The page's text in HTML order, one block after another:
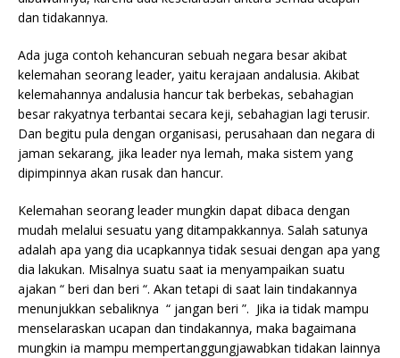
dan tidakannya.
Ada juga contoh kehancuran sebuah negara besar akibat
kelemahan seorang leader, yaitu kerajaan andalusia. Akibat
kelemahannya andalusia hancur tak berbekas, sebahagian
besar rakyatnya terbantai secara keji, sebahagian lagi terusir.
Dan begitu pula dengan organisasi, perusahaan dan negara di
jaman sekarang, jika leader nya lemah, maka sistem yang
dipimpinnya akan rusak dan hancur.
Kelemahan seorang leader mungkin dapat dibaca dengan
mudah melalui sesuatu yang ditampakkannya. Salah satunya
adalah apa yang dia ucapkannya tidak sesuai dengan apa yang
dia lakukan. Misalnya suatu saat ia menyampaikan suatu
ajakan “ beri dan beri “. Akan tetapi di saat lain tindakannya
menunjukkan sebaliknya “ jangan beri ”. Jika ia tidak mampu
menselaraskan ucapan dan tindakannya, maka bagaimana
mungkin ia mampu mempertanggungjawabkan tidakan lainnya